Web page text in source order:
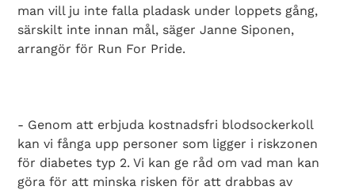
man vill ju inte falla pladask under loppets gång,
särskilt inte innan mål, säger Janne Siponen,
arrangör för Run For Pride.
- Genom att erbjuda kostnadsfri blodsockerkoll
kan vi fånga upp personer som ligger i riskzonen
för diabetes typ 2. Vi kan ge råd om vad man kan
göra för att minska risken för att drabbas av